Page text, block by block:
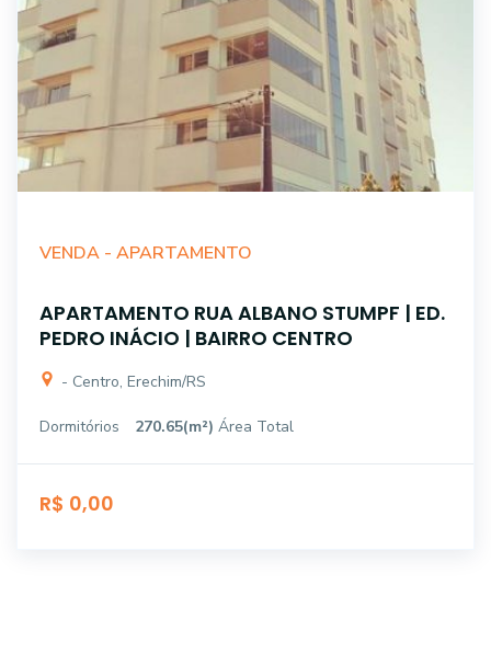
VENDA - APARTAMENTO
APARTAMENTO RUA ALBANO STUMPF | ED.
PEDRO INÁCIO | BAIRRO CENTRO
- Centro, Erechim/RS
Dormitórios 270.65(m²) Área Total
R$ 0,00